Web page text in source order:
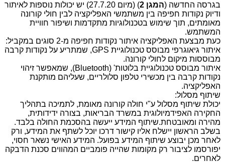
בגרסה החדשה (המגן 2
) (מיום 27.7.20) יש יכולות נוספות לאיתור
ודיוק נקודות חפיפה בין משתמשי האפליקציה לבין חולי קורונה
מאומתים, תוך שימוש בטכנולוגיות מתקדמות ושיפור חוויית
המשתמש.
כעת מבצעת האפליקציה איתור נקודות חפיפה מ-2 סוגים במקביל:
איתור גיאוגרפי מבוסס טכנולוגיית GPS, שמתריע על נקודות קרבה
מבוססות מיקום לחולי קורונה.
איתור מבוסס טכנולוגיית בלוטות' (Bluetooth), שמאפשר זיהוי
נקודות קרבה בין מכשירי טלפון סלולריים, שעליהם מותקנת
האפליקציה.
שיתוף מסלול:
יכולת שיתוף מסלול ע"י חולה קורונה מאומת, לתמיכה בתהליך
החקירה האפידמיולוגית במשרד הבריאות, בצורה ידידותית,
מהירה ומאובטחת.שיתוף המידע ייעשה בהסכמת החולה בלבד.
בשלב הראשון יישלח אליו קישור דרכו יוכל לשתף את המידע, ורק
לאחר מכן יבוצע שיתוף המידע בפועל. המידע האישי נשאר חסוי,
יפורסמו לציבור רק מקומות שהייה פומביים המהווים סכנת הדבקה
לאחרים.